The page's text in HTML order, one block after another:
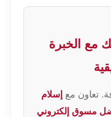
مع الخبرة
تعاون مع إسلام
مسوق إلكتروني